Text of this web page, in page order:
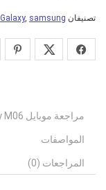
تصنيفان Galaxy, samsung
مراجعة موبايل Samsung Galaxy M06
المواصفات
المراجعات (0)